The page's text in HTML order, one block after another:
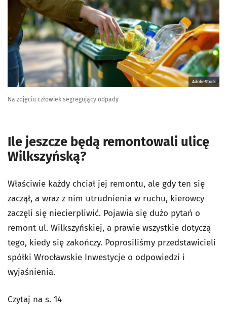
AdobeStock
Na zdjęciu człowiek segregujący odpady
Ile jeszcze będą remontowali ulicę
Wilkszyńską?
Właściwie każdy chciał jej remontu, ale gdy ten się
zaczął, a wraz z nim utrudnienia w ruchu, kierowcy
zaczęli się niecierpliwić. Pojawia się dużo pytań o
remont ul. Wilkszyńskiej, a prawie wszystkie dotyczą
tego, kiedy się zakończy. Poprosiliśmy przedstawicieli
spółki Wrocławskie Inwestycje o odpowiedzi i
wyjaśnienia.
Czytaj na s. 14